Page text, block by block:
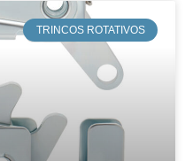
​TRINCOS ROTATIVOS